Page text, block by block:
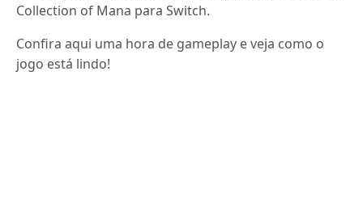
Collection of Mana para Switch.
Confira aqui uma hora de gameplay e veja como o
jogo está lindo!